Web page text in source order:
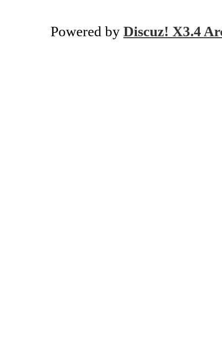
Powered by Discuz! X3.4